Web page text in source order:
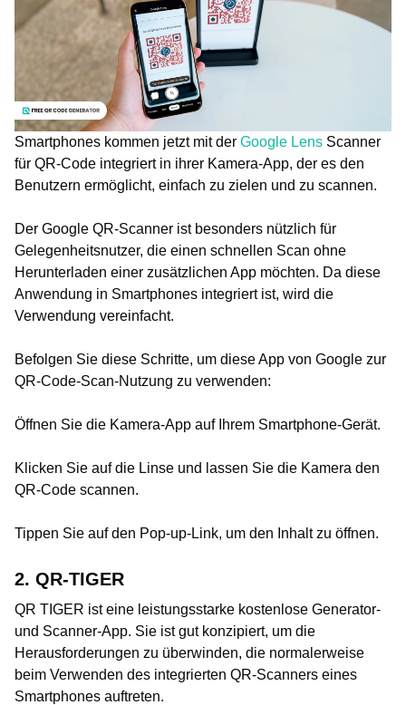
Smartphones kommen jetzt mit der Google Lens Scanner
für QR-Code integriert in ihrer Kamera-App, der es den
Benutzern ermöglicht, einfach zu zielen und zu scannen.
Der Google QR-Scanner ist besonders nützlich für
Gelegenheitsnutzer, die einen schnellen Scan ohne
Herunterladen einer zusätzlichen App möchten. Da diese
Anwendung in Smartphones integriert ist, wird die
Verwendung vereinfacht.
Befolgen Sie diese Schritte, um diese App von Google zur
QR-Code-Scan-Nutzung zu verwenden:
Öffnen Sie die Kamera-App auf Ihrem Smartphone-Gerät.
Klicken Sie auf die Linse und lassen Sie die Kamera den
QR-Code scannen.
Tippen Sie auf den Pop-up-Link, um den Inhalt zu öffnen.
2. QR-TIGER
QR TIGER ist eine leistungsstarke kostenlose Generator-
und Scanner-App. Sie ist gut konzipiert, um die
Herausforderungen zu überwinden, die normalerweise
beim Verwenden des integrierten QR-Scanners eines
Smartphones auftreten.